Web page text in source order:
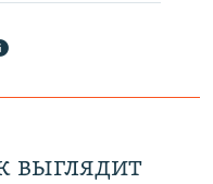
выглядит